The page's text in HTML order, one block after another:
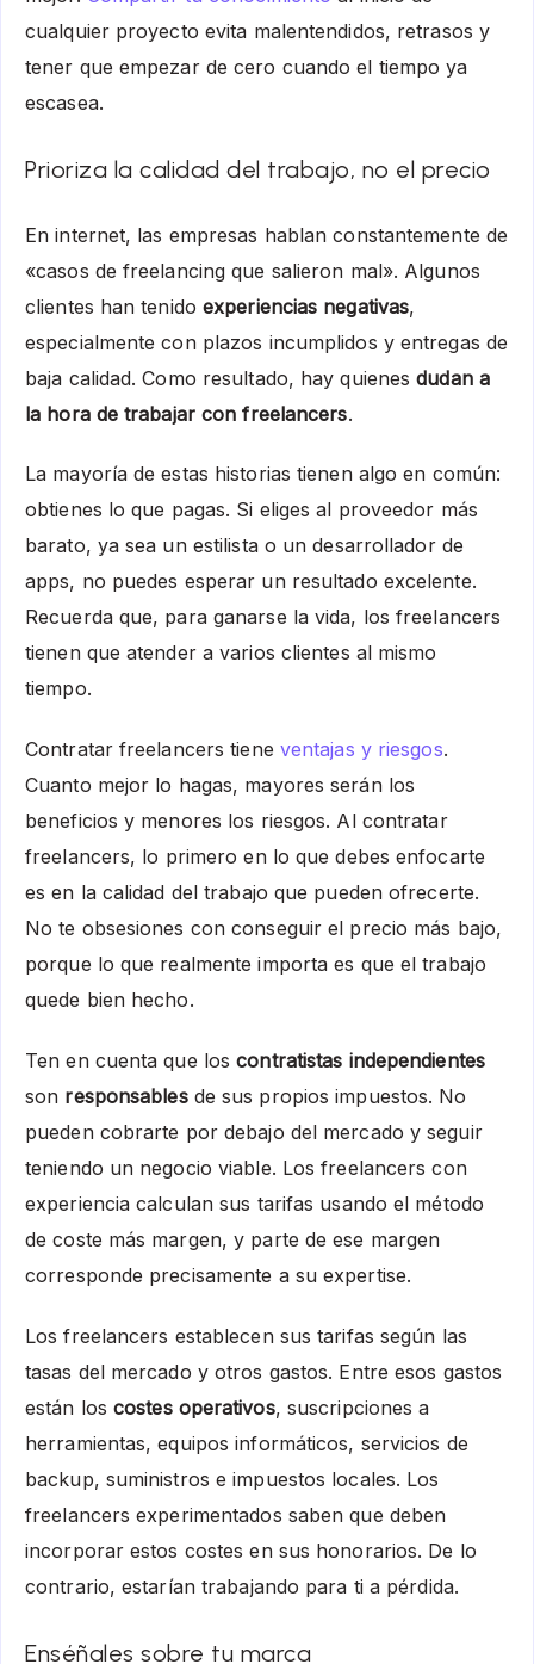
cualquier proyecto evita malentendidos, retrasos y
tener que empezar de cero cuando el tiempo ya
escasea.
Prioriza la calidad del trabajo, no el precio
En internet, las empresas hablan constantemente de
«casos de freelancing que salieron mal». Algunos
clientes han tenido experiencias negativas,
especialmente con plazos incumplidos y entregas de
baja calidad. Como resultado, hay quienesdudan a
la hora de trabajar con freelancers.
La mayoría de estas historias tienen algo en común:
obtienes lo que pagas. Si eliges al proveedor más
barato, ya sea un estilista o un desarrollador de
apps, no puedes esperar un resultado excelente.
Recuerda que, para ganarse la vida, los freelancers
tienen que atender a varios clientes al mismo
tiempo.
Contratar freelancers tiene ventajas y riesgos.
Cuanto mejor lo hagas, mayores serán los
beneficios y menores los riesgos. Al contratar
freelancers, lo primero en lo que debes enfocarte
es en la calidad del trabajo que pueden ofrecerte.
No te obsesiones con conseguir el precio más bajo,
porque lo que realmente importa es que el trabajo
quede bien hecho.
Ten en cuenta que loscontratistas independientes
son responsables de sus propios impuestos. No
pueden cobrarte por debajo del mercado y seguir
teniendo un negocio viable. Los freelancers con
experiencia calculan sus tarifas usando el método
de coste más margen, y parte de ese margen
corresponde precisamente a su expertise.
Los freelancers establecen sus tarifas según las
tasas del mercado y otros gastos. Entre esos gastos
están los costes operativos, suscripciones a
herramientas, equipos informáticos, servicios de
backup, suministros e impuestos locales. Los
freelancers experimentados saben que deben
incorporar estos costes en sus honorarios. De lo
contrario, estarían trabajando para ti a pérdida.
Enséñales sobre tu marca